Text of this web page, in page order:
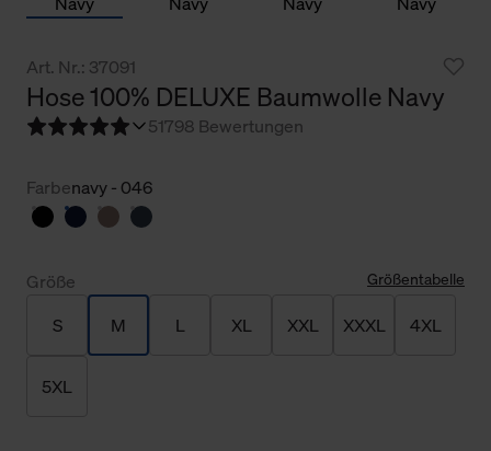
Art. Nr.: 37091
Hose 100% DELUXE Baumwolle Navy
51798 Bewertungen
Farbenavy - 046
Größe Größentabelle
S M L XL XXL XXXL 4XL
5XL